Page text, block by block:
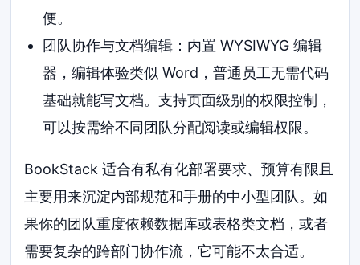
便。
团队协作与文档编辑：内置 WYSIWYG 编辑
器，编辑体验类似 Word，普通员工无需代码
基础就能写文档。支持页面级别的权限控制，
可以按需给不同团队分配阅读或编辑权限。
BookStack 适合有私有化部署要求、预算有限且
主要用来沉淀内部规范和手册的中小型团队。如
果你的团队重度依赖数据库或表格类文档，或者
需要复杂的跨部门协作流，它可能不太合适。